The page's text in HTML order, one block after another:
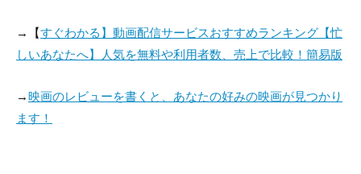
→【すぐわかる】動画配信サービスおすすめランキング【忙
しいあなたへ】人気を無料や利用者数、売上で比較！簡易版
→映画のレビューを書くと、あなたの好みの映画が見つかり
ます！